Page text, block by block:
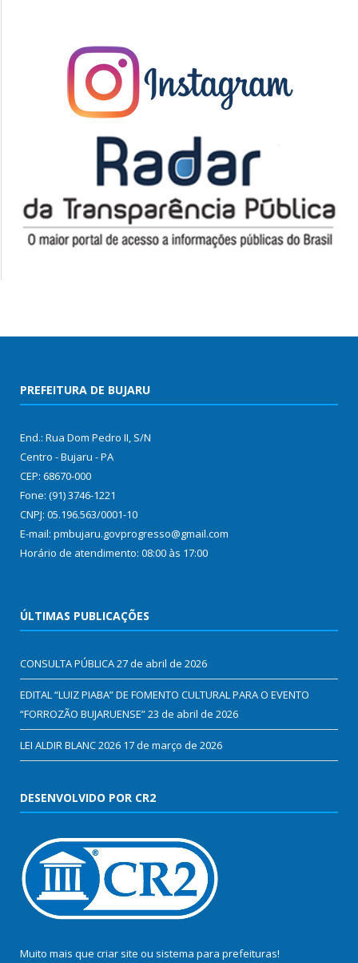
PREFEITURA DE BUJARU
End.: Rua Dom Pedro II, S/N
Centro - Bujaru - PA
CEP: 68670-000
Fone: (91) 3746-1221
CNPJ: 05.196.563/0001-10
E-mail: pmbujaru.govprogresso@gmail.com
Horário de atendimento: 08:00 às 17:00
ÚLTIMAS PUBLICAÇÕES
CONSULTA PÚBLICA27 de abril de 2026
EDITAL “LUIZ PIABA” DE FOMENTO CULTURAL PARA O EVENTO
“FORROZÃO BUJARUENSE”23 de abril de 2026
LEI ALDIR BLANC 2026 17 de março de 2026
DESENVOLVIDO POR CR2
Muito mais que criar site ou sistema para prefeituras!